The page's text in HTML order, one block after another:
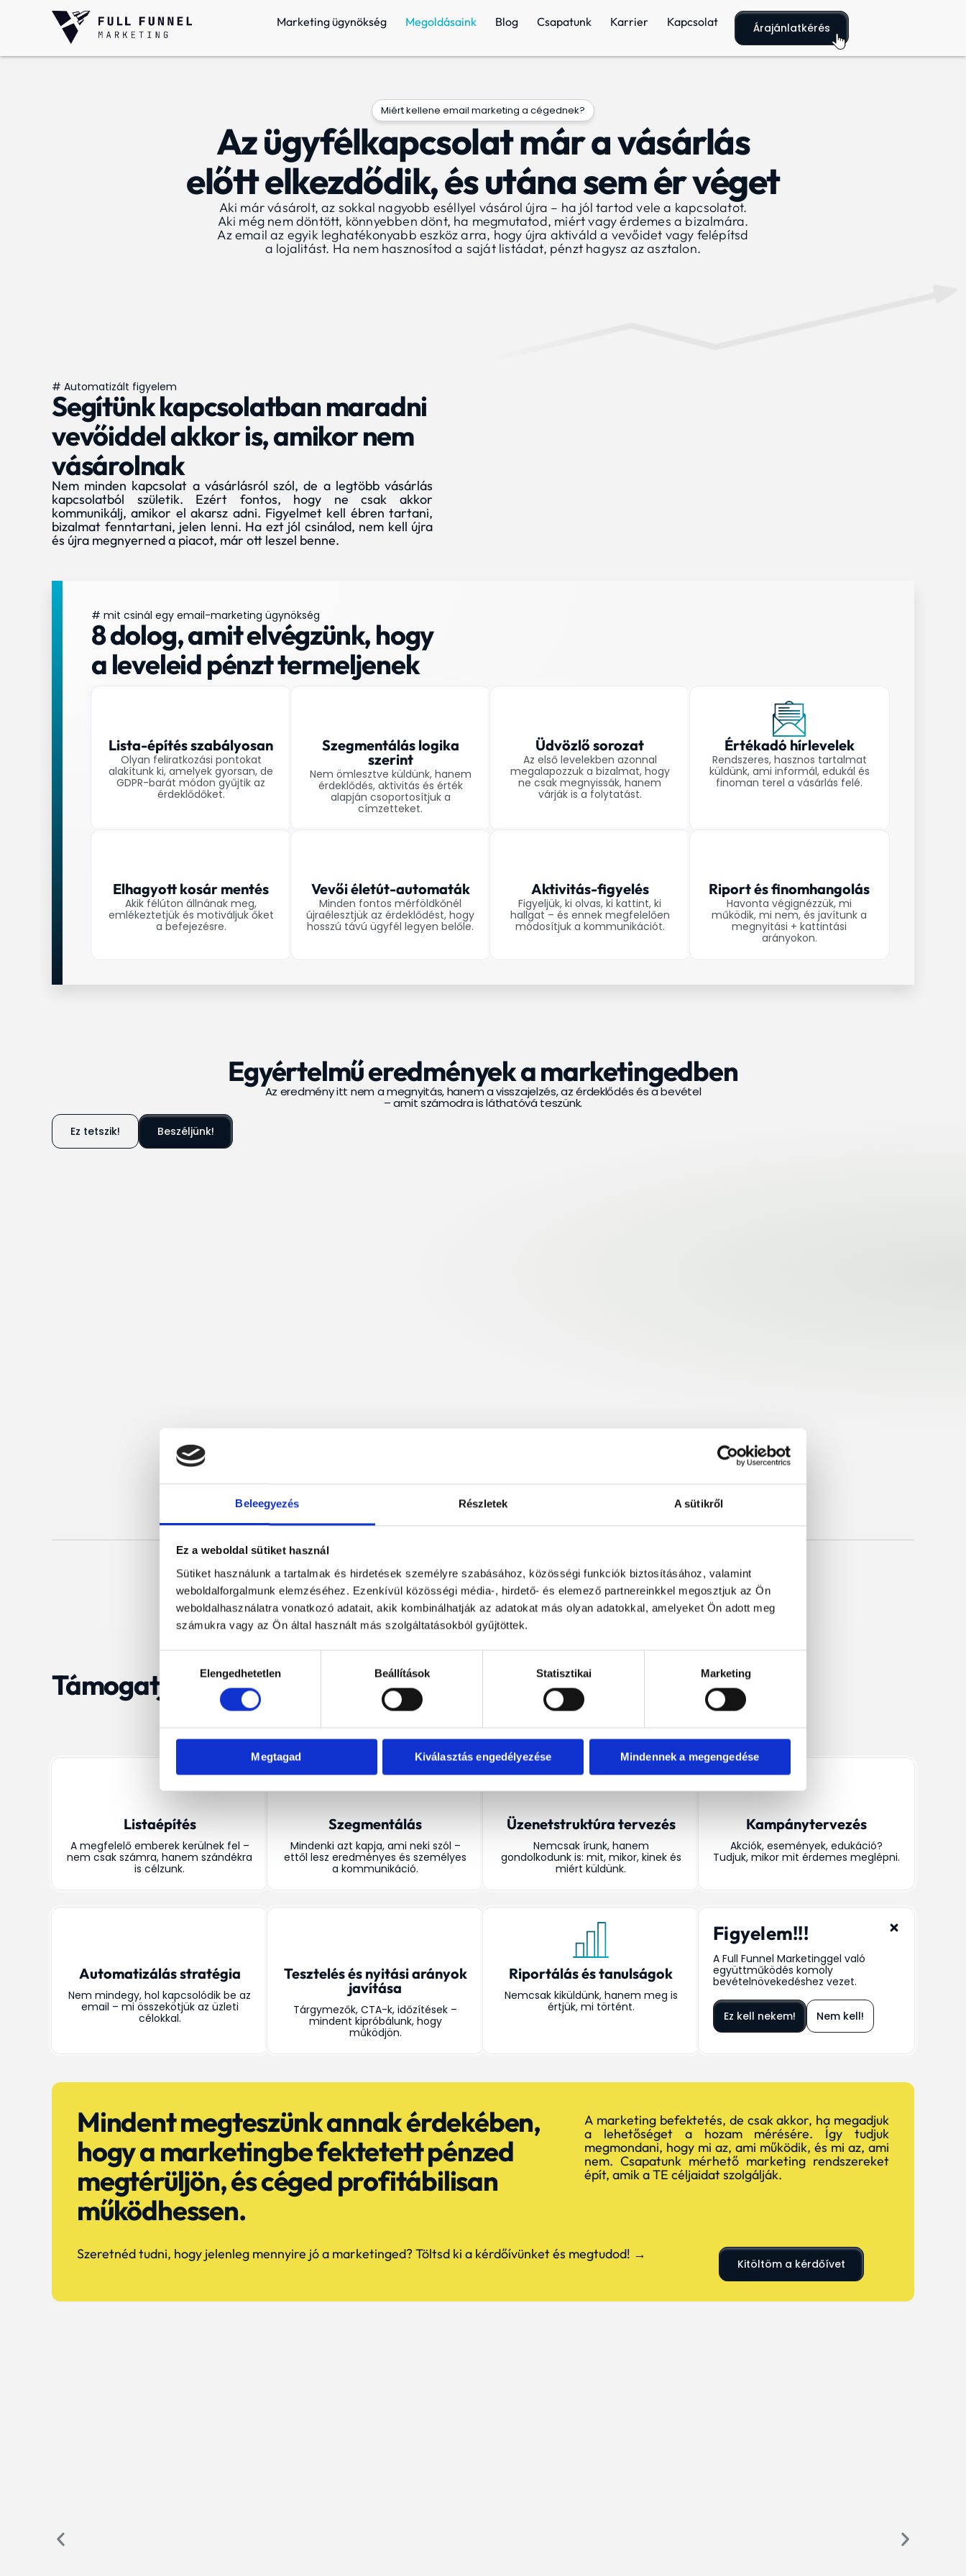
Beleegyezés Részletek A sütikről
Ez a weboldal sütiket használ
Sütiket használunk a tartalmak és hirdetések személyre szabásához, közösségi funkciók biztosításához, valamint
weboldalforgalmunk elemzéséhez. Ezenkívül közösségi média-, hirdető- és elemező partnereinkkel megosztjuk az Ön
weboldalhasználatra vonatkozó adatait, akik kombinálhatják az adatokat más olyan adatokkal, amelyeket Ön adott meg
számukra vagy az Ön által használt más szolgáltatásokból gyűjtöttek.
kiválasztásaElengedhetetlen Beállítások Statisztikai Marketing
Megtagad Kiválasztás engedélyezése Mindennek a megengedése
Marketing ügynökség Megoldásaink Blog Csapatunk Karrier Kapcsolat Árajánlatkérés
Miért kellene email marketing a cégednek?
Az ügyfélkapcsolat már a vásárlás
előtt elkezdődik, és utána sem ér véget
Aki már vásárolt, az sokkal nagyobb eséllyel vásárol újra – ha jól tartod vele a kapcsolatot.
Aki még nem döntött, könnyebben dönt, ha megmutatod, miért vagy érdemes a bizalmára.
Az email az egyik leghatékonyabb eszköz arra, hogy újra aktiváld a vevőidet vagy felépítsd
a lojalitást. Ha nem hasznosítod a saját listádat, pénzt hagysz az asztalon.
# Automatizált figyelem
Segítünk kapcsolatban maradni
vevőiddel akkor is, amikor nem
vásárolnak
Nem minden kapcsolat a vásárlásról szól, de a legtöbb vásárlás
kapcsolatból születik. Ezért fontos, hogy ne csak akkor
kommunikálj, amikor el akarsz adni. Figyelmet kell ébren tartani,
bizalmat fenntartani, jelen lenni. Ha ezt jól csinálod, nem kell újra
és újra megnyerned a piacot, már ott leszel benne.
# mit csinál egy email-marketing ügynökség
8 dolog, amit elvégzünk, hogy
a leveleid pénzt termeljenek
Lista-építés szabályosan
Olyan feliratkozási pontokat
alakítunk ki, amelyek gyorsan, de
GDPR-barát módon gyűjtik az
érdeklődőket.
Szegmentálás logika
szerint
Nem ömlesztve küldünk, hanem
érdeklődés, aktivitás és érték
alapján csoportosítjuk a
címzetteket.
Üdvözlő sorozat
Az első levelekben azonnal
megalapozzuk a bizalmat, hogy
ne csak megnyissák, hanem
várják is a folytatást.
Értékadó hírlevelek
Rendszeres, hasznos tartalmat
küldünk, ami informál, edukál és
finoman terel a vásárlás felé.
Elhagyott kosár mentés
Akik félúton állnának meg,
emlékeztetjük és motiváljuk őket
a befejezésre.
Vevői életút-automaták
Minden fontos mérföldkőnél
újraélesztjük az érdeklődést, hogy
hosszú távú ügyfél legyen belőle.
Aktivitás-figyelés
Figyeljük, ki olvas, ki kattint, ki
hallgat – és ennek megfelelően
módosítjuk a kommunikációt.
Riport és finomhangolás
Havonta végignézzük, mi
működik, mi nem, és javítunk a
megnyitási + kattintási
arányokon.
Egyértelmű eredmények a marketingedben
Az eredmény itt nem a megnyitás, hanem a visszajelzés, az érdeklődés és a bevétel
– amit számodra is láthatóvá teszünk.
Ez tetszik! Beszéljünk!
Támogatjuk a növe ése
Listaépítés
A megfelelő emberek kerülnek fel –
nem csak számra, hanem szándékra
is célzunk.
Szegmentálás
Mindenki azt kapja, ami neki szól –
ettől lesz eredményes és személyes
a kommunikáció.
Üzenetstruktúra tervezés
Nemcsak írunk, hanem
gondolkodunk is: mit, mikor, kinek és
miért küldünk.
Kampánytervezés
Akciók, események, edukáció?
Tudjuk, mikor mit érdemes meglépni.
Automatizálás stratégia
Nem mindegy, hol kapcsolódik be az
email – mi összekötjük az üzleti
célokkal.
Tesztelés és nyitási arányok
javítása
Tárgymezők, CTA-k, időzítések –
mindent kipróbálunk, hogy
működjön.
Riportálás és tanulságok
Nemcsak kiküldünk, hanem meg is
értjük, mi történt.
Figyelem!!!
A Full Funnel Marketinggel való
együttműködés komoly
bevételnövekedéshez vezet.
Ez kell nekem! Nem kell!
Mindent megteszünk annak érdekében,
hogy a marketingbe fektetett pénzed
megtérüljön, és céged profitábilisan
működhessen.
A marketing befektetés, de csak akkor, ha megadjuk
a lehetőséget a hozam mérésére. Így tudjuk
megmondani, hogy mi az, ami működik, és mi az, ami
nem. Csapatunk mérhető marketing rendszereket
épít, amik a TE céljaidat szolgálják.
Szeretnéd tudni, hogy jelenleg mennyire jó a marketinged? Töltsd ki a kérdőívünket és megtudod! →
Kitöltöm a kérdőívet